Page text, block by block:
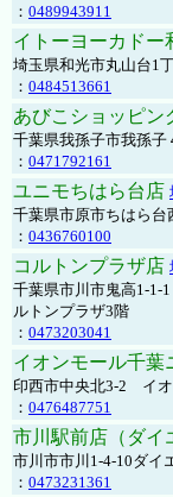
： 0489943911
イトーヨーカドー
埼玉県和光市丸山台1
： 0484513661
あびこショッピン
千葉県我孫子市我孫
： 0471792161
ユニモちはら台店
千葉県市原市ちはら台
： 0436760100
コルトンプラザ店
千葉県市川市鬼高1-
ルトンプラザ3階
： 0473203041
イオンモール千葉
印西市中央北3-2 イ
： 0476487751
市川駅前店（ダイ
市川市市川1-4-10ダイ
： 0473231361